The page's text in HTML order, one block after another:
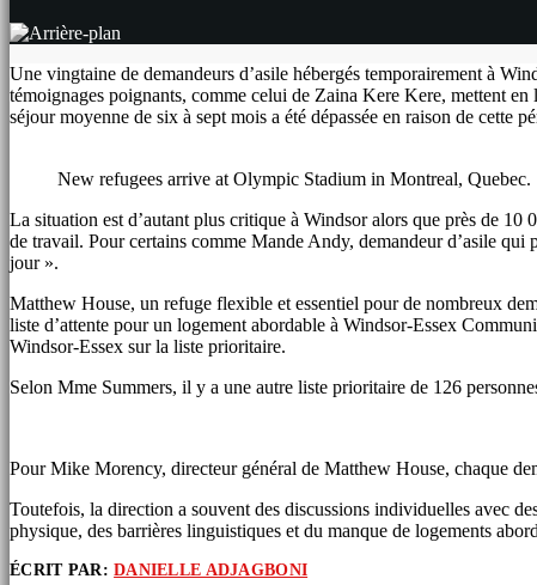
Une vingtaine de demandeurs d’asile hébergés temporairement à
témoignages poignants, comme celui de Zaina Kere Kere, mettent
séjour moyenne de six à sept mois a été dépassée en raison de cette
New refugees arrive at Olympic Stadium in Montreal, Quebec.
La situation est d’autant plus critique à Windsor alors que près de 10
de travail. Pour certains comme Mande Andy, demandeur d’asile qui
jour ».
Matthew House, un refuge flexible et essentiel pour de nombreux
liste d’attente pour un logement abordable à Windsor-Essex
Windsor-Essex sur la liste prioritaire.
Selon Mme Summers, il y a une autre liste prioritaire de 126
Pour Mike Morency, directeur général de Matthew House, chaque
Toutefois, la direction a souvent des discussions individuelles avec
physique, des barrières linguistiques et du manque de logements
ÉCRIT PAR:DANIELLE ADJAGBONI